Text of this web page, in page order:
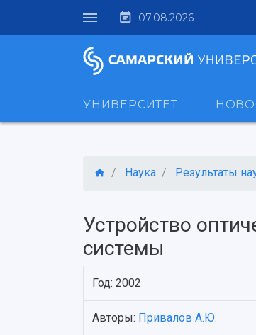
07.08.2026
УНИВЕРСИТЕТ
Наука Результаты
Устройство
системы
Год: 2002
Авторы: Привалов А.Ю.